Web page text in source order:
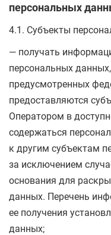
персональных
4.1. Субъекты
— получать
персональных
предусмотренных
предоставляются
Оператором в
содержаться
к другим субъектам
за исключением
основания для
данных. Перечень
ее получения
данных;